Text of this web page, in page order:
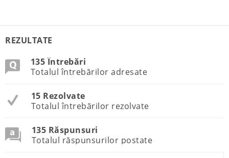
REZULTATE
135 Întrebări
Totalul întrebărilor adresate
15 Rezolvate
Totalul întrebărilor rezolvate
135 Răspunsuri
Totalul răspunsurilor postate